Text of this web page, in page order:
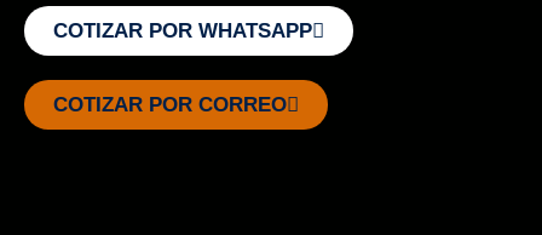
COTIZAR POR WHATSAPP
COTIZAR POR CORREO